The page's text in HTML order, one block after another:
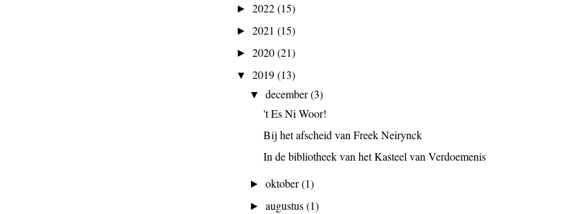
► 2022(15)
► 2021 (15)
► 2020(21)
▼ 2019(13)
▼december(3)
't Es Ni Woor!
Bij het afscheid van Freek Neirynck
In de bibliotheek van het Kasteel van Verdoemenis
►oktober(1)
►augustus(1)